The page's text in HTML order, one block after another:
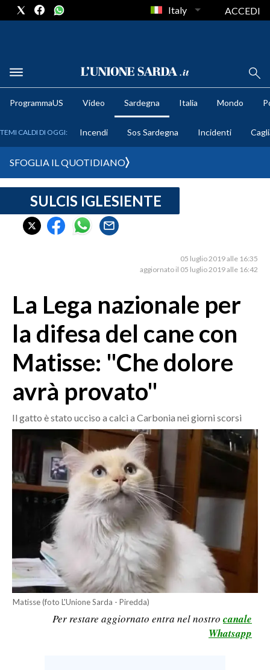
METEO
CRONACA SARDEGNA
CAGLIARI
SASSARI E PROVINCIA
GALLURA
OGLIASTRA
ITALIA
MONDO
POLITICA
SERVIZI ALLE IMPRESE
LAVORO
BANDI
SPORT IN SARDEGNA
Italy ACCEDI
ProgrammaUS Video Sardegna Italia Mondo
TEMI CALDI DI OGGI: Incendi Sos Sardegna Incidenti
SFOGLIA IL QUOTIDIANO
SULCIS IGLESIENTE
05 luglio 2019 alle 16:35
aggiornato il 05 luglio 2019 alle 16:42
La Lega nazionale per
la difesa del cane con
Matisse: "Che dolore
avrà provato"
Il gatto è stato ucciso a calci a Carbonia nei giorni scorsi
Matisse (foto L'Unione Sarda - Piredda)
Per restare aggiornato entra nel nostro canale
Whatsapp